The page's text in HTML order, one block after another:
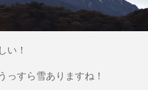
い！
っすら雪ありますね！